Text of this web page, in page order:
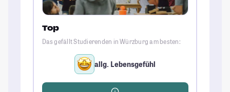
Top
Das gefällt Studierenden in Würzburg am besten:
allg. Lebensgefühl